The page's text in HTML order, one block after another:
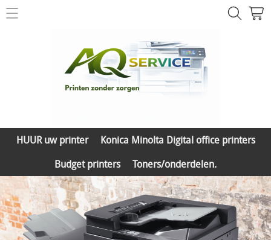
Printer herstelling
Konica Minolta Digital office printers
Toners/onderdelen.
HUUR uw printer
Konica Minolta Digital office printers
Budget printers
Toners/onderdelen.